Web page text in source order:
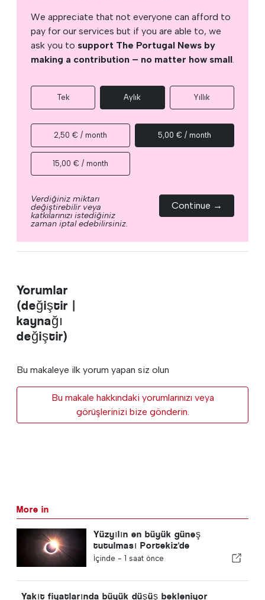
We appreciate that not everyone can afford to
pay for our services but if you are able to, we
ask you to support The Portugal News by
making a contribution – no matter how small.
Tek Aylık Yıllık
2,50 € / month 5,00 € / month
15,00 € / month
Verdiğiniz miktarı
değiştirebilir veya
katkılarınızı istediğiniz
zaman iptal edebilirsiniz.
Continue →
Yorumlar
(değiştir |
kaynağı
değiştir)
Bu makaleye ilk yorum yapan siz olun
Bu makale hakkındaki yorumlarınızı veya
görüşlerinizi bize gönderin.
More in
Yüzyılın en büyük güneş
tutulması Portekiz'de
gerçekleşiyor
İçinde - 1 saat önce
Yakıt fiyatlarında büyük düşüş bekleniyor